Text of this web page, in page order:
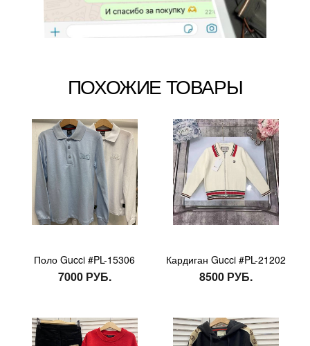
ПОХОЖИЕ ТОВАРЫ
Поло Gucci #PL-15306
7000 РУБ.
Кардиган Gucci #PL-21202
8500 РУБ.